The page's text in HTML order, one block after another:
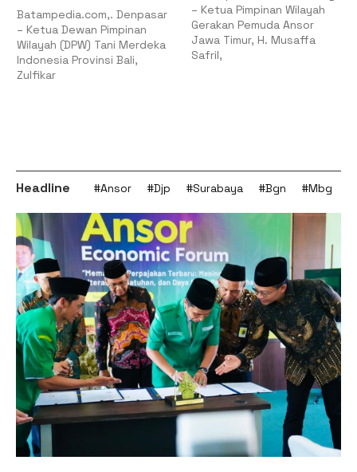
Batampedia.com,. Denpasar
– Ketua Dewan Pimpinan
Wilayah (DPW) Tani Merdeka
Indonesia Provinsi Bali,
Zulfikar
– Ketua Pimpinan Wilayah
Gerakan Pemuda Ansor
Jawa Timur, H. Musaffa
Safril,
Headline #Ansor #Djp #Surabaya #Bgn #Mbg